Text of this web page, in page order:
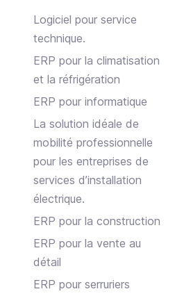
Logiciel pour service
technique.
ERP pour la climatisation
et la réfrigération
ERP pour informatique
La solution idéale de
mobilité professionnelle
pour les entreprises de
services d’installation
électrique.
ERP pour la construction
ERP pour la vente au
détail
ERP pour serruriers